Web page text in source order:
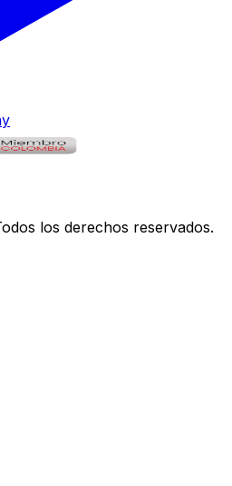
los derechos reservados.